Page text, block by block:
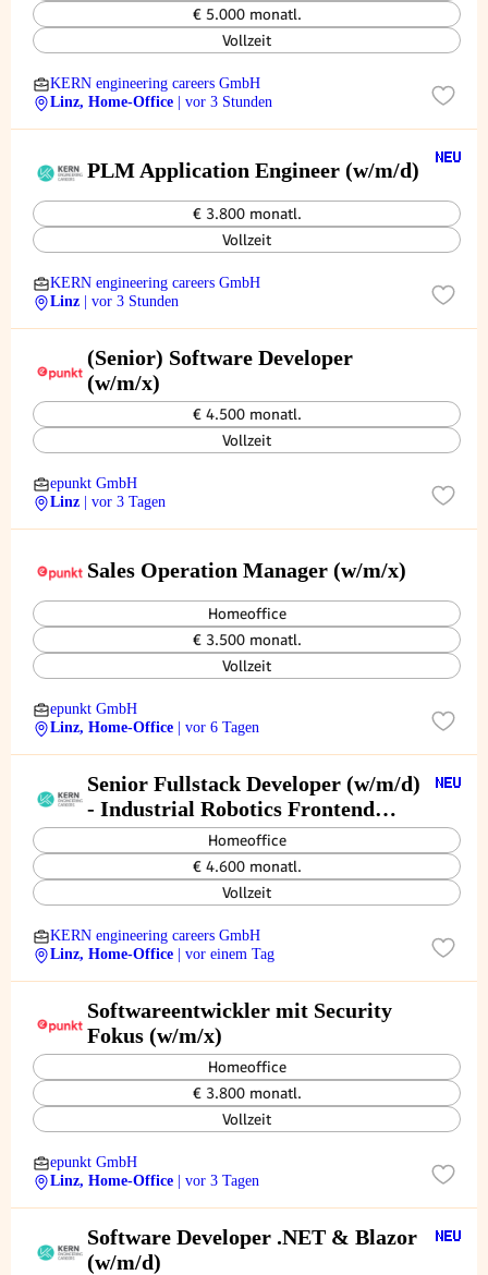
€ 5.000 monatl.
Vollzeit
KERN engineering careers GmbH
Linz, Home-Office
| vor 3 Stunden
PLM Application Engineer (w/m/d)
€ 3.800 monatl.
Vollzeit
KERN engineering careers GmbH
Linz
| vor 3 Stunden
(Senior) Software Developer
(w/m/x)
€ 4.500 monatl.
Vollzeit
epunkt GmbH
Linz
| vor 3 Tagen
Sales Operation Manager (w/m/x)
Homeoffice
€ 3.500 monatl.
Vollzeit
epunkt GmbH
Linz, Home-Office
| vor 6 Tagen
Senior Fullstack Developer (w/m/d)
- Industrial Robotics Frontend
Focus
Homeoffice
€ 4.600 monatl.
Vollzeit
KERN engineering careers GmbH
Linz, Home-Office
| vor einem Tag
Softwareentwickler mit Security
Fokus (w/m/x)
Homeoffice
€ 3.800 monatl.
Vollzeit
epunkt GmbH
Linz, Home-Office
| vor 3 Tagen
Software Developer .NET & Blazor
(w/m/d)